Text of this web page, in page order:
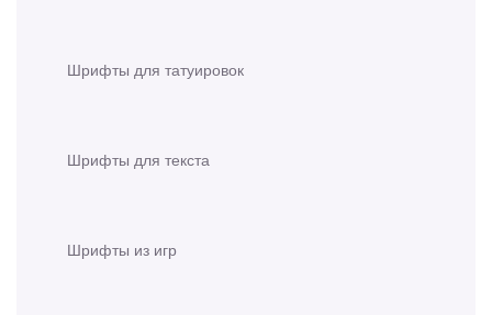
Шрифты для татуировок
Шрифты для текста
Шрифты из игр